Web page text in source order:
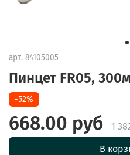
арт. 84105005
Пинцет FR05,
-52%
668.00 руб
1
В